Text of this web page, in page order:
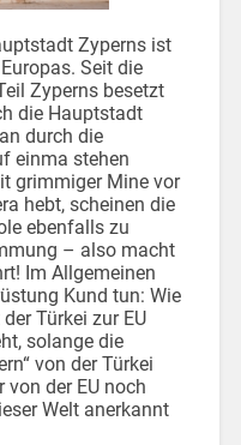
Zyperns ist
Seit die
Zyperns besetzt
die Hauptstadt
durch die
einma stehen
grimmiger Mine vor
hebt, scheinen die
ebenfalls zu
– also macht
Im Allgemeinen
Kund tun: Wie
Türkei zur EU
solange die
von der Türkei
von der EU noch
Welt anerkannt